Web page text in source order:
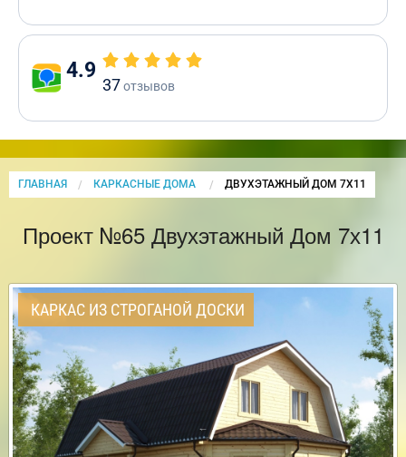
4.9
37отзывов
ГЛАВНАЯ КАРКАСНЫЕ ДОМА CURRENT:
ДВУХЭТАЖНЫЙ ДОМ 7Х11
Проект №65 Двухэтажный Дом 7х11
КАРКАС ИЗ СТРОГАНОЙ ДОСКИ